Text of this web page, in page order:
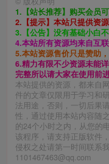
1.【站长推荐】购买会员
2.【提示】本站只提供资
3.【公告】没有基础小白
4.本站所有资源均来自互
5.本站资源售价只是赞助
6.精力有限不少资源未能
完整所以请大家在使用前
本站提供的资源，都来自
件的文章仅限用于学习和
法用途，否则，一切后果
性，通过使用本站内容随
的24个小时之内，从您的
该程序，请支持正版软件
侵权之处请第一时间联系
1101467463@qq.com